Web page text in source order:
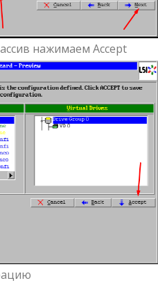
нажимаем Accept